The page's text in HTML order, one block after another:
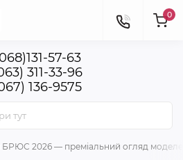
57-63
311-33-96
136-9575
0
БРЮС 2026 — преміальний огляд